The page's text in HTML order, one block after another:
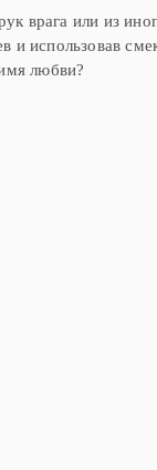
врага или из
использовав
любви?